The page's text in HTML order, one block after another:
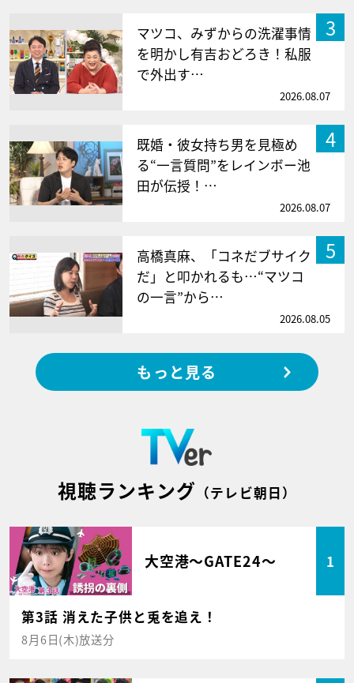
3
マツコ、みずからの洗濯事情
を明かし有吉おどろき！私服
で外出す…
2026.08.07
4
既婚・彼女持ち男を見極め
る“一言質問”をレインボー池
田が伝授！…
2026.08.07
5
高橋真麻、「コネだブサイク
だ」と叩かれるも…“マツコ
の一言”から…
2026.08.05
もっと見る
視聴ランキング （テレビ朝日）
大空港～GATE24～ 1
第3話 消えた子供と兎を追え！
8月6日(木)放送分